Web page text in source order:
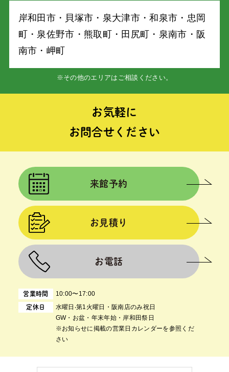
岸和⽥市・⾙塚市・泉⼤津市・和泉市・忠岡
町・泉佐野市・熊取町・⽥尻町・泉南市・阪
南市・岬町
※その他のエリアはご相談ください。
お気軽に
お問合せください
営業時間 10:00〜17:00
定休日
⽔曜⽇‧第1⽕曜⽇・阪南店のみ祝日
GW・お盆・年末年始・岸和田祭日
※お知らせに掲載の営業日カレンダーを参照くだ
さい
来館予約
お見積り
お電話